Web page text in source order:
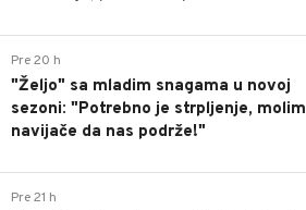
Pre 20 h
"Željo" sa mladim snagama u novoj
sezoni: "Potrebno je strpljenje, molim
navijače da nas podrže!"
Pre 21 h